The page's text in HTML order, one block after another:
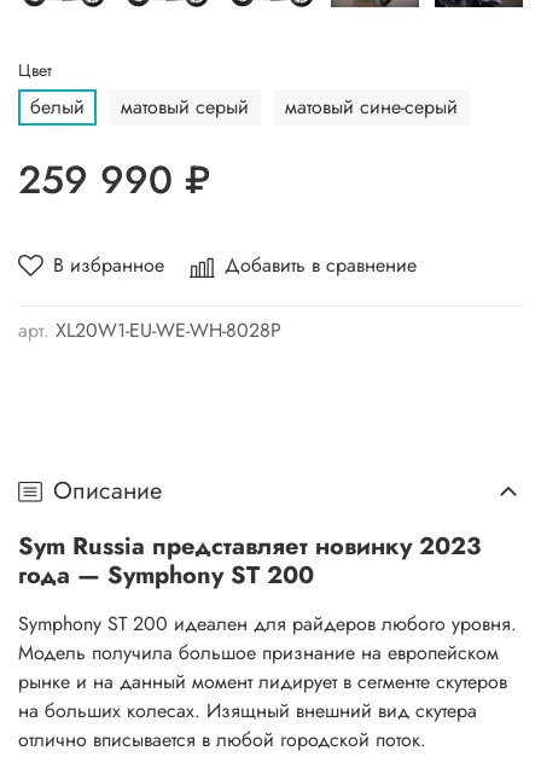
В избранное Добавить в сравнение
арт. XL20W1-EU-WE-WH-8028P
Цвет
белый матовый серый матовый сине-серый
259 990 ₽
Описание
Sym Russia представляет новинку 2023
года — Symphony ST 200
Symphony ST 200 идеален для райдеров любого уровня.
Модель получила большое признание на европейском
рынке и на данный момент лидирует в сегменте скутеров
на больших колесах. Изящный внешний вид скутера
отлично вписывается в любой городской поток.